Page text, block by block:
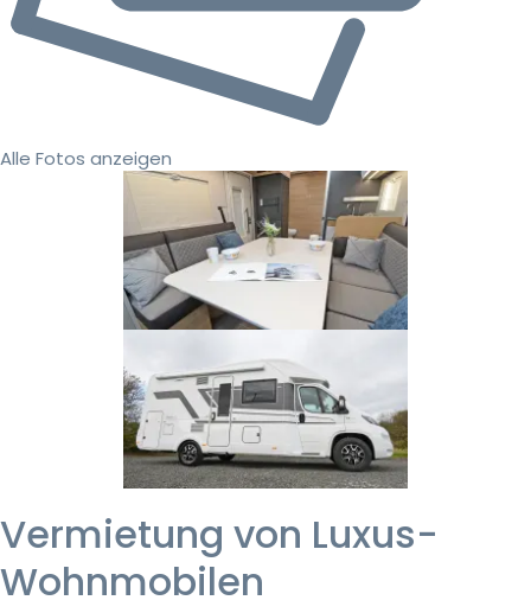
Alle Fotos anzeigen
Vermietung von Luxus-
Wohnmobilen